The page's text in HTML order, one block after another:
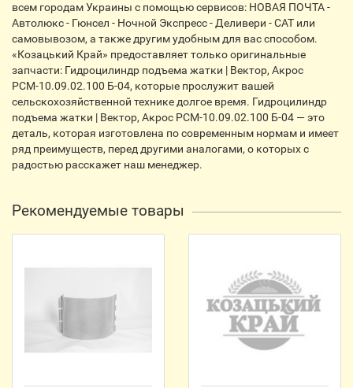
всем городам Украины с помощью сервисов: НОВАЯ ПОЧТА -
Автолюкс - Гюнсел - Ночной Экспресс - Деливери - CАТ или
самовывозом, а также другим удобным для вас способом.
«Козацький Край» предоставляет только оригинальные
запчасти: Гидроцилиндр подъема жатки | Вектор, Акрос
РСМ-10.09.02.100 Б-04, которые прослужит вашей
сельскохозяйственной технике долгое время. Гидроцилиндр
подъема жатки | Вектор, Акрос РСМ-10.09.02.100 Б-04 — это
деталь, которая изготовлена по современным нормам и имеет
ряд преимуществ, перед другими аналогами, о которых с
радостью расскажет наш менеджер.
Рекомендуемые товары